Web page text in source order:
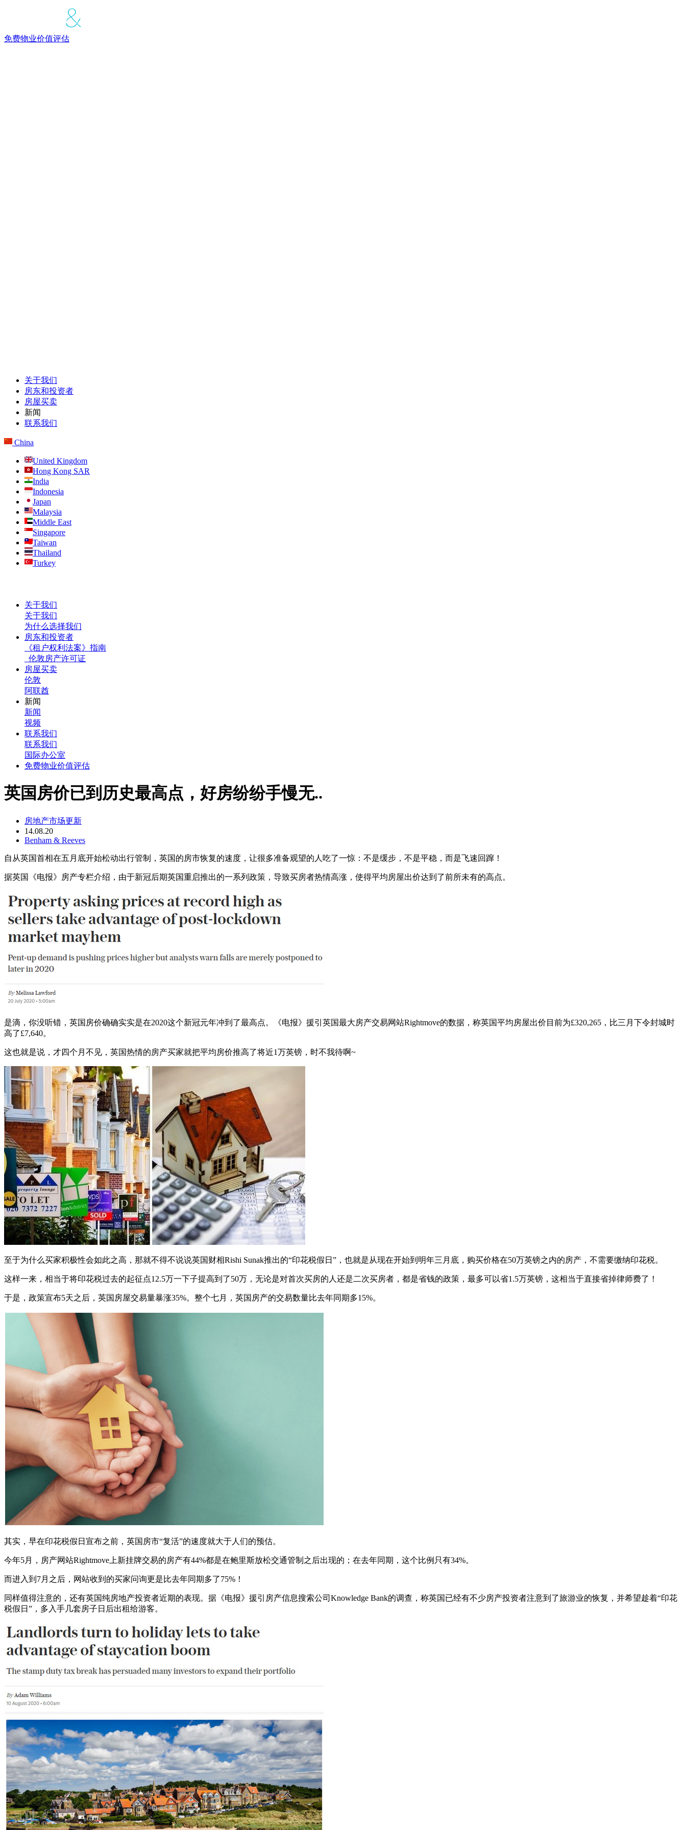
免费物业价值评估
关于我们
房东和投资者
房屋买卖
新闻
联系我们
China
United Kingdom
Hong Kong SAR
India
Indonesia
Japan
Malaysia
Middle East
Singapore
Taiwan
Thailand
Turkey
关于我们
关于我们
为什么选择我们
房东和投资者
《租户权利法案》指南
伦敦房产许可证
房屋买卖
伦敦
阿联酋
新闻
新闻
视频
联系我们
联系我们
国际办公室
免费物业价值评估
英国房价已到历史最高点，好房纷纷手慢无..
房地产市场更新
14.08.20
Benham & Reeves
自从英国首相在五月底开始松动出行管制，英国的房市恢复的速度，让很多准备观望的人吃了一惊：不是缓步，不是平稳，而是飞速回蹿！
据英国《电报》房产专栏介绍，由于新冠后期英国重启推出的一系列政策 ，导致买房者热情高涨，使得平均房屋出价达到了前所未有的高点。
是滴，你没听错，英国房价确确实实是在2020这个新冠元年冲到了最高点。《电报》援引英国最大房产交易网站Rightmove的数据，称英国平均房屋出价目前为£320,265，比三月下令封城时
高了£7,640。
这也就是说，才四个月不见，英国热情的房产买家就把平均房价推高了将近1万英镑，时不我待啊~
至于为什么买家积极性会如此之高，那就不得不说说英国财相Rishi Sunak推出的“印花税假日”，也就是从现在开始到明年三月底，购买价格在50万英镑之内的房产，不需要缴纳印花税。
这样一来，相当于将印花税过去的起征点12.5万一下子提高到了50万，无论是对首次买房的人还是二次买房者，都是省钱的政策，最多可以省1.5万英镑，这相当于直接省掉律师费了！
于是，政策宣布5天之后，英国房屋交易量暴涨35%。整个七月，英国房产的交易数量比去年同期多15%。
其实，早在印花税假日宣布之前，英国房市“复活”的速度就大于人们的预估。
今年5月，房产网站Rightmove上新挂牌交易的房产有44%都是在鲍里斯放松交通管制之后出现的；在去年同期，这个比例只有34%。
而进入到7月之后，网站收到的买家问询更是比去年同期多了75%！
同样值得注意的，还有英国纯房地产投资者近期的表现。据《电报》援引房产信息搜索公司Knowledge Bank的调查，称英国已经有不少房产投资者注意到了旅游业的恢复，并希望趁着“印花
税假日”，多入手几套房子日后出租给游客。